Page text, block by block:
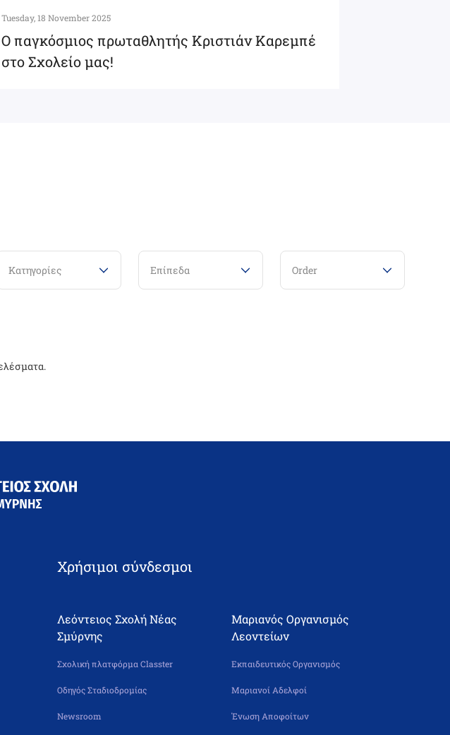
Tuesday, 18 November 2025
Ο παγκόσμιος πρωταθλητής Κριστιάν Καρεμπέ
στο Σχολείο μας!
Κατηγορίες Επίπεδα Order
Χρήσιμοι σύνδεσμοι
Λεόντειος Σχολή Νέας
Σμύρνης
Σχολική πλατφόρμα Classter
Οδηγός Σταδιοδρομίας
Newsroom
Μαριανός Οργανισμός
Λεοντείων
Εκπαιδευτικός Οργανισμός
Μαριανοί Αδελφοί
Ένωση Αποφοίτων